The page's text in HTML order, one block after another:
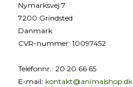
Nymarksvej 7
7200 Grindsted
Danmark
CVR-nummer: 10097452
Telefonnr.: 20 20 66 65
E-mail: kontakt@animalshop.dk